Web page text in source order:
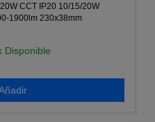
CCT IP20 10/15/20W
1900lm 230x38mm
Disponible